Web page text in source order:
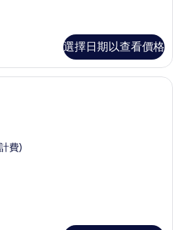
選擇日期以查看價格
1 間臥室、高級寢具、舒適加層、客房
費)